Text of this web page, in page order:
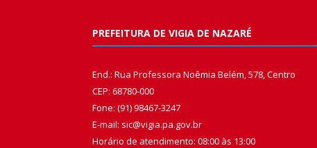
PREFEITURA DE VIGIA DE NAZARÉ
End.: Rua Professora Noêmia Belém, 578, Centro
CEP: 68780-000
Fone: (91) 98467-3247
E-mail: sic@vigia.pa.gov.br
Horário de atendimento: 08:00 às 13:00